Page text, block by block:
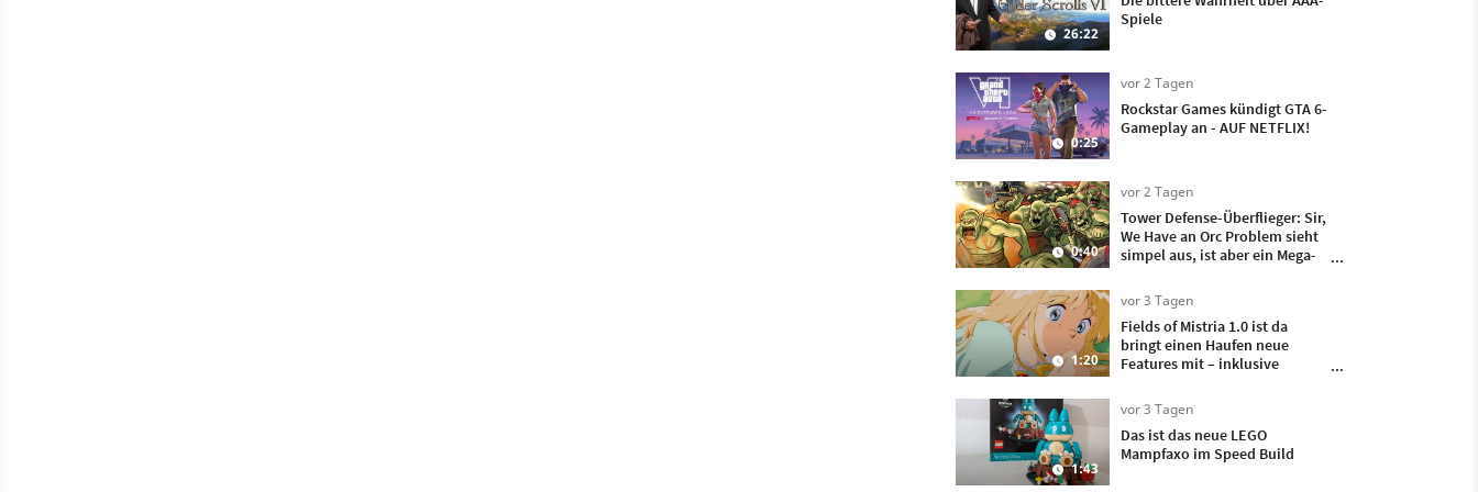
26:22
Spiele
0:25
vor 2 Tagen
Rockstar Games kündigt GTA 6-
Gameplay an - AUF NETFLIX!
0:40
vor 2 Tagen
Tower Defense-Überflieger: Sir,
We Have an Orc Problem sieht
simpel aus, ist aber ein Mega-
1:20
vor 3 Tagen
Fields of Mistria 1.0 ist da
bringt einen Haufen neue
Features mit – inklusive
1:43
vor 3 Tagen
Das ist das neue LEGO
Mampfaxo im Speed Build